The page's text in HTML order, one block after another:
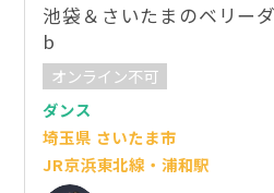
池袋＆さいたまのベリー
b
オンライン不可
ダンス
埼玉県 さいたま市
JR京浜東北線・浦和駅